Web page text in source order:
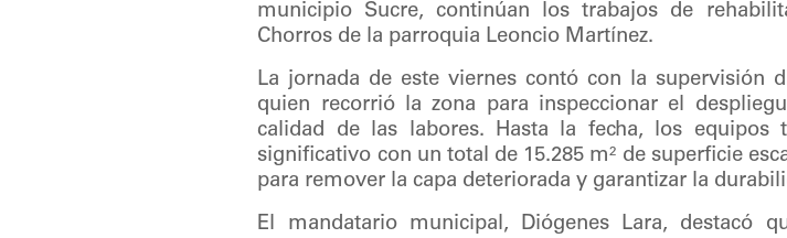
municipio Sucre, continúan los trabajos de
Chorros de la parroquia Leoncio Martínez.
La jornada de este viernes contó con la supervisión
quien recorrió la zona para inspeccionar el
calidad de las labores. Hasta la fecha, los equipos
significativo con un total de 15.285 m² de superficie
para remover la capa deteriorada y garantizar la
El mandatario municipal, Diógenes Lara, destacó